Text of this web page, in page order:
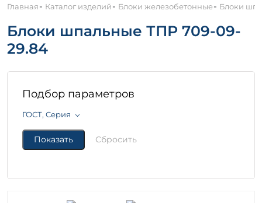
Главная- Каталог изделий- Блоки железобетонные- Блоки
Блоки шпальные ТПР 709-09-
29.84
Подбор параметров
ГОСТ, Серия